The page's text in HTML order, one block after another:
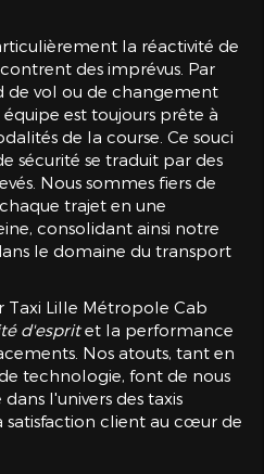
la réactivité de
des imprévus. Par
de vol ou de changement
est toujours prête à
de la course. Ce souci
sécurité se traduit par des
Nous sommes fiers de
trajet en une
consolidant ainsi notre
le domaine du transport
Taxi Lille Métropole Cab
d'espritet la performance
Nos atouts, tant en
technologie, font de nous
l'univers des taxis
client au cœur de